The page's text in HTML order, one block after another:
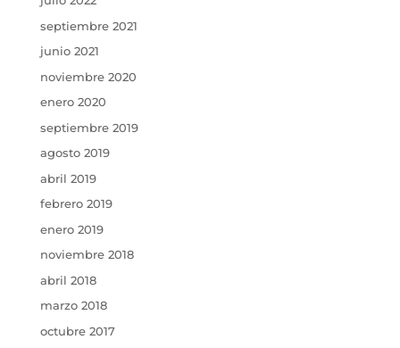
septiembre 2021
junio 2021
noviembre 2020
enero 2020
septiembre 2019
agosto 2019
abril 2019
febrero 2019
enero 2019
noviembre 2018
abril 2018
marzo 2018
octubre 2017